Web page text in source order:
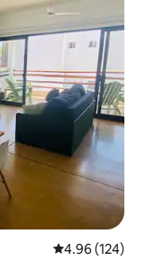
Calificación
4.96 (124)